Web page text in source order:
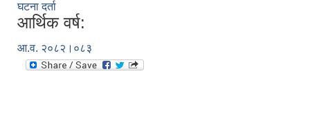
घटना दर्ता
आर्थिक वर्ष:
आ.व. २०८२।०८३